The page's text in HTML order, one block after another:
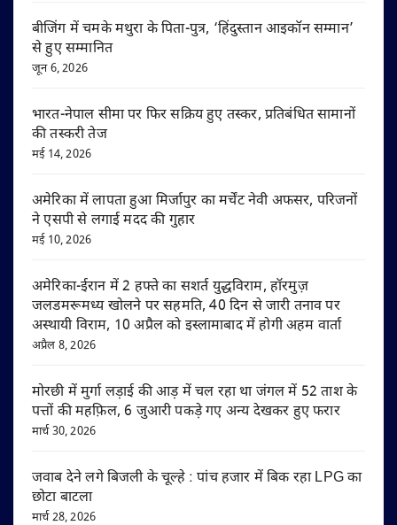
बीजिंग में चमके मथुरा के पिता-पुत्र, ‘हिंदुस्तान आइकॉन सम्मान’
से हुए सम्मानित
जून 6, 2026
भारत-नेपाल सीमा पर फिर सक्रिय हुए तस्कर, प्रतिबंधित सामानों
की तस्करी तेज
मई 14, 2026
अमेरिका में लापता हुआ मिर्जापुर का मर्चेंट नेवी अफसर, परिजनों
ने एसपी से लगाई मदद की गुहार
मई 10, 2026
अमेरिका-ईरान में 2 हफ्ते का सशर्त युद्धविराम, हॉरमुज़
जलडमरूमध्य खोलने पर सहमति, 40 दिन से जारी तनाव पर
अस्थायी विराम, 10 अप्रैल को इस्लामाबाद में होगी अहम वार्ता
अप्रैल 8, 2026
मोरछी में मुर्गा लड़ाई की आड़ में चल रहा था जंगल में 52 ताश के
पत्तों की महफ़िल, 6 जुआरी पकड़े गए अन्य देखकर हुए फरार
मार्च 30, 2026
जवाब देने लगे बिजली के चूल्हे : पांच हजार में बिक रहा LPG का
छोटा बाटला
मार्च 28, 2026